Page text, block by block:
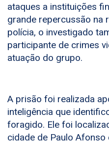
ataques a instituições
grande repercussão na
polícia, o investigado
participante de crimes
atuação do grupo.
A prisão foi realizada
inteligência que
foragido. Ele foi
cidade de Paulo